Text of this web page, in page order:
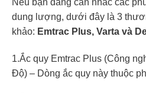
Nếu bạn đang cân nhắc các
dung lượng, dưới đây là 3
khảo: Emtrac Plus, Varta và
1.Ắc quy Emtrac Plus (Công
Độ) – Dòng ắc quy này thuộc